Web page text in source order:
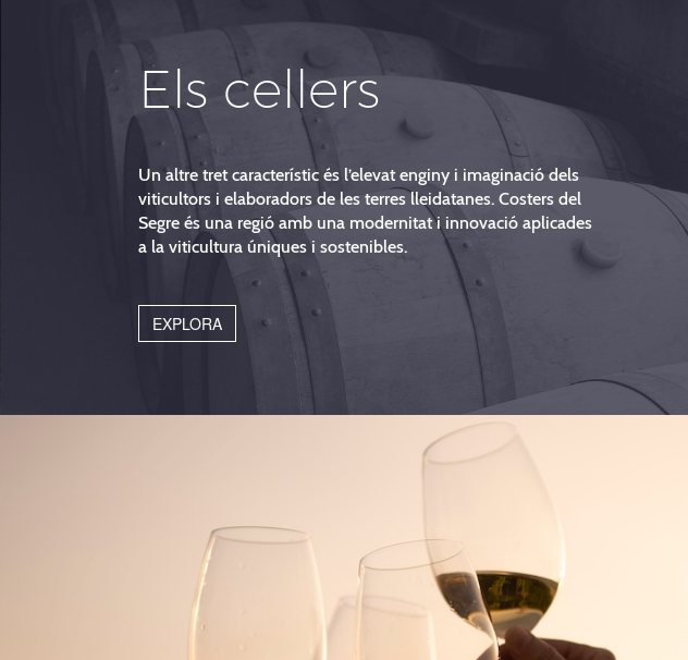
Els cellers
Un altre tret característic és l’elevat enginy i imaginació dels
viticultors i elaboradors de les terres lleidatanes. Costers del
Segre és una regió amb una modernitat i innovació aplicades
a la viticultura úniques i sostenibles.
EXPLORA